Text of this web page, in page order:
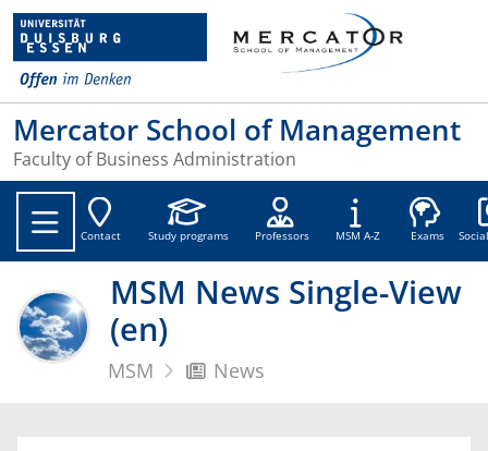
Mercator School of Management
Faculty of Business Administration
Contact Study programs Professors MSM A-Z Exams
MSM News Single-View
(en)
MSM News